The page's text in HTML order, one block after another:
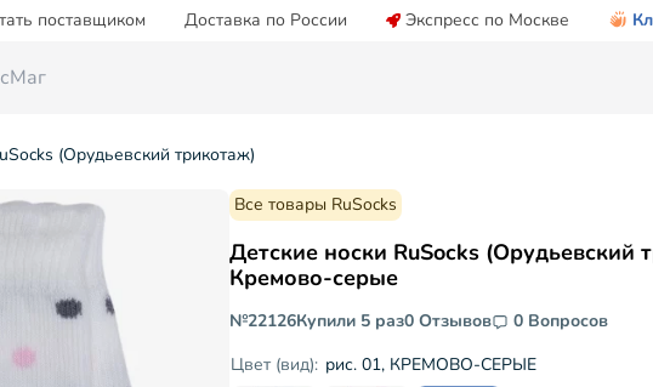
поставщиком Доставка по России Экспресс по Москве
(Орудьевский трикотаж)
Все товары RuSocks
Детские носки RuSocks (Орудьевский
Кремово-серые
№22126Купили 5 раз0 Отзывов
0 Вопросов
Цвет (вид): рис. 01, КРЕМОВО-СЕРЫЕ